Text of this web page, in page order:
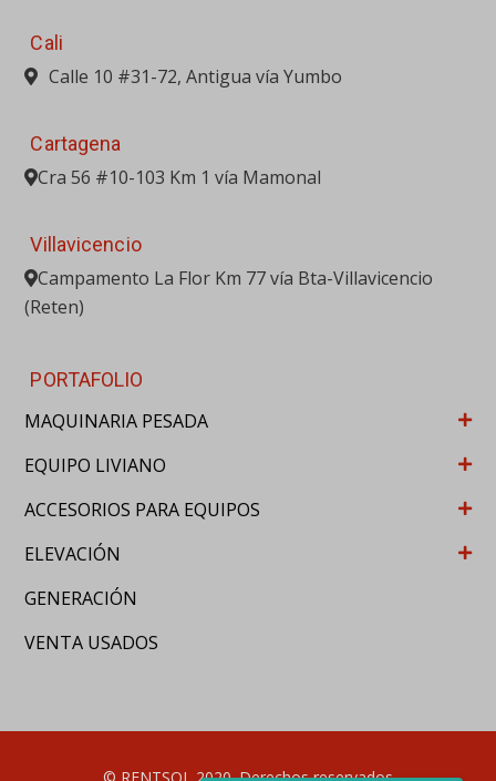
Cali
Calle 10 #31-72, Antigua vía Yumbo
Cartagena
Cra 56 #10-103 Km 1 vía Mamonal
Villavicencio
Campamento La Flor Km 77 vía Bta-Villavicencio
(Reten)
PORTAFOLIO
MAQUINARIA PESADA
EQUIPO LIVIANO
ACCESORIOS PARA EQUIPOS
ELEVACIÓN
GENERACIÓN
VENTA USADOS
© RENTSOL 2020. Derechos reservados